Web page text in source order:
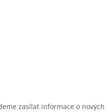
zasílat informace o nových